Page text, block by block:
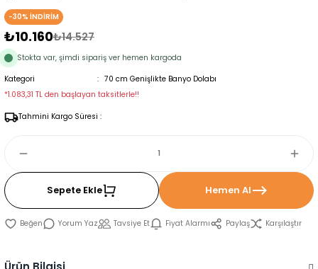
-30% İNDİRİM
₺10.160₺14.527
Stokta var, şimdi sipariş ver hemen kargoda
Kategori
70 cm Genişlikte Banyo Dolabı
*1.083,31 TL den başlayan taksitlerle!!
Tahmini Kargo Süresi :
Sepete Ekle Hemen Al
Yorum Yaz Tavsiye Et Fiyat Alarmı Paylaş Karşılaştır